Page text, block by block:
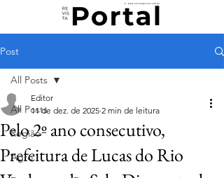
Post
All Posts
Região
Agro
All Posts
Pelo 2º ano consecutivo,
Prefeitura de Lucas do Rio
Editor
11 de dez. de 2025 2 min de leitura